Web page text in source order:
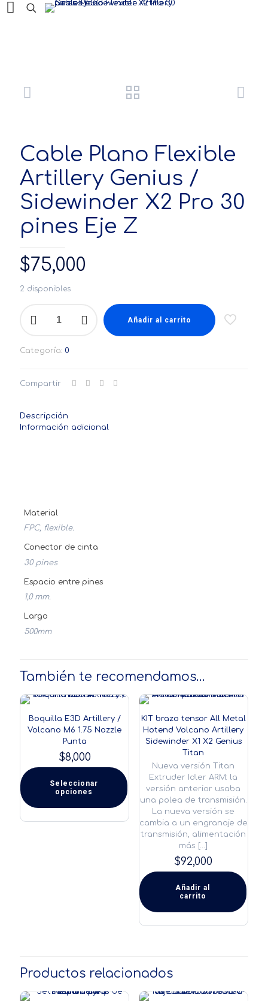
Cable Plano Flexible
Artillery Genius /
Sidewinder X2 Pro 30
pines Eje Z
$75,000
2 disponibles
Genius
X2
30
pines
Añadir al carrito
Categoría: 0
Compartir
Descripción
Información adicional
Material
FPC, flexible.
Conector de cinta
30 pines
Espacio entre pines
1,0 mm.
Largo
500mm
También te recomendamos…
Boquilla E3D Artillery /
Volcano M6 1.75 Nozzle
Punta
$8,000
Seleccionar
opciones
Este
producto
KIT brazo tensor All Metal
Hotend Volcano Artillery
Sidewinder X1 X2 Genius
Titan
Nueva versión Titan
Extruder Idler ARM: la
versión anterior usaba
una polea de transmisión.
La nueva versión se
cambia a un engranaje de
transmisión, alimentación
más […]
$92,000
Añadir al
carrito
Productos relacionados